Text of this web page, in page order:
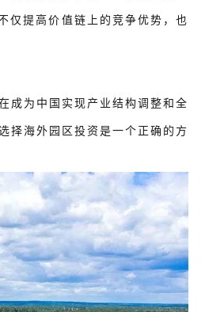
仅提高价值链上的竞争优势，也
成为中国实现产业结构调整和全
择海外园区投资是一个正确的方